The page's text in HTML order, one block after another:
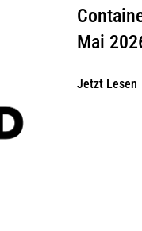
Mai
Jetzt Lesen